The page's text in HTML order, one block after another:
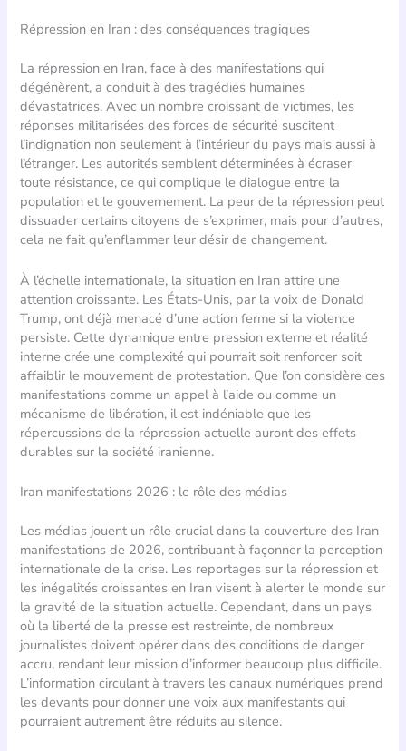
Répression en Iran : des conséquences tragiques
La répression en Iran, face à des manifestations qui
dégénèrent, a conduit à des tragédies humaines
dévastatrices. Avec un nombre croissant de victimes, les
réponses militarisées des forces de sécurité suscitent
l’indignation non seulement à l’intérieur du pays mais aussi à
l’étranger. Les autorités semblent déterminées à écraser
toute résistance, ce qui complique le dialogue entre la
population et le gouvernement. La peur de la répression peut
dissuader certains citoyens de s’exprimer, mais pour d’autres,
cela ne fait qu’enflammer leur désir de changement.
À l’échelle internationale, la situation en Iran attire une
attention croissante. Les États-Unis, par la voix de Donald
Trump, ont déjà menacé d’une action ferme si la violence
persiste. Cette dynamique entre pression externe et réalité
interne crée une complexité qui pourrait soit renforcer soit
affaiblir le mouvement de protestation. Que l’on considère ces
manifestations comme un appel à l’aide ou comme un
mécanisme de libération, il est indéniable que les
répercussions de la répression actuelle auront des effets
durables sur la société iranienne.
Iran manifestations 2026 : le rôle des médias
Les médias jouent un rôle crucial dans la couverture des Iran
manifestations de 2026, contribuant à façonner la perception
internationale de la crise. Les reportages sur la répression et
les inégalités croissantes en Iran visent à alerter le monde sur
la gravité de la situation actuelle. Cependant, dans un pays
où la liberté de la presse est restreinte, de nombreux
journalistes doivent opérer dans des conditions de danger
accru, rendant leur mission d’informer beaucoup plus difficile.
L’information circulant à travers les canaux numériques prend
les devants pour donner une voix aux manifestants qui
pourraient autrement être réduits au silence.